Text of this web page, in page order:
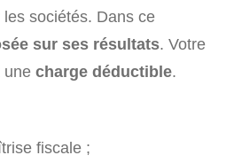
les sociétés. Dans ce
sur ses résultats. Votre
une charge déductible.
fiscale ;